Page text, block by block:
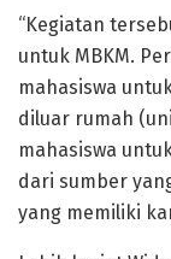
“Kegiatan
untuk MBKM.
mahasiswa
diluar rumah
mahasiswa
dari sumber
yang memiliki